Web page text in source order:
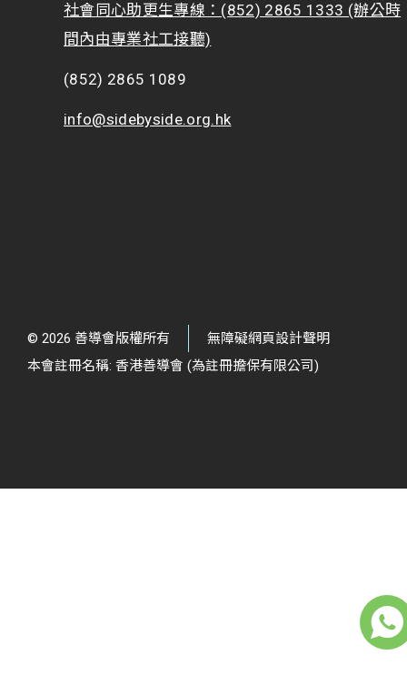
社會同心助更生專線：(852) 2865 1333 (辦公時
間內由專業社工接聽)
(852) 2865 1089
info@sidebyside.org.hk
© 2026 善導會版權所有
無障礙網頁設計聲明
本會註冊名稱: 香港善導會 (為註冊擔保有限公司)